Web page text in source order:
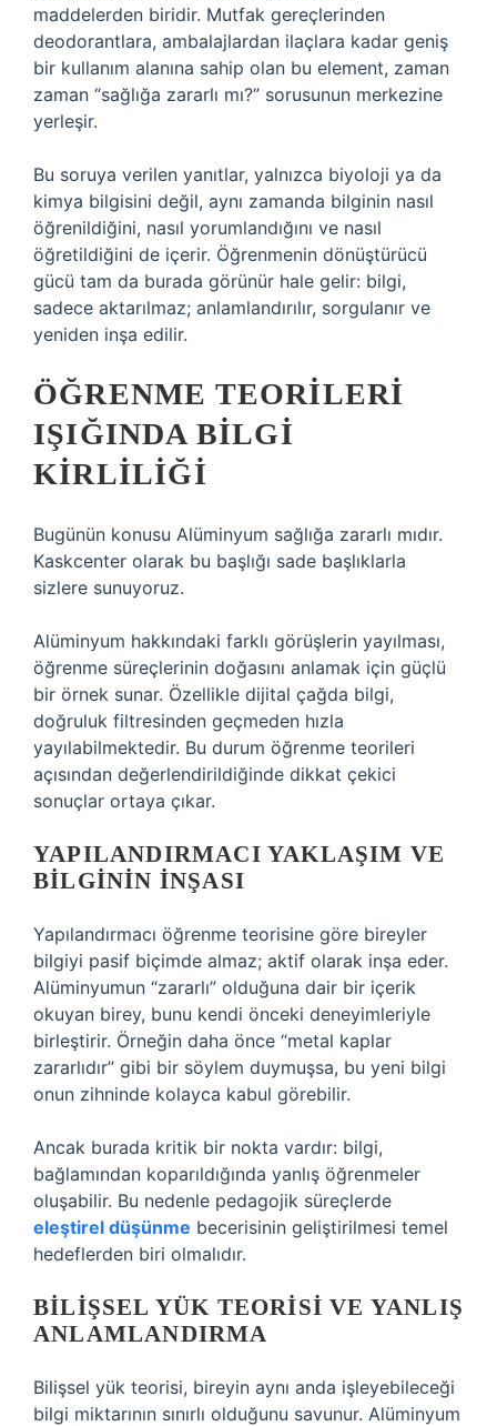
maddelerden biridir. Mutfak gereçlerinden
deodorantlara, ambalajlardan ilaçlara kadar geniş
bir kullanım alanına sahip olan bu element, zaman
zaman “sağlığa zararlı mı?” sorusunun merkezine
yerleşir.
Bu soruya verilen yanıtlar, yalnızca biyoloji ya da
kimya bilgisini değil, aynı zamanda bilginin nasıl
öğrenildiğini, nasıl yorumlandığını ve nasıl
öğretildiğini de içerir. Öğrenmenin dönüştürücü
gücü tam da burada görünür hale gelir: bilgi,
sadece aktarılmaz; anlamlandırılır, sorgulanır ve
yeniden inşa edilir.
ÖĞRENME TEORILERI
IŞIĞINDA BILGI
KIRLILIĞI
Bugünün konusu Alüminyum sağlığa zararlı mıdır.
Kaskcenter olarak bu başlığı sade başlıklarla
sizlere sunuyoruz.
Alüminyum hakkındaki farklı görüşlerin yayılması,
öğrenme süreçlerinin doğasını anlamak için güçlü
bir örnek sunar. Özellikle dijital çağda bilgi,
doğruluk filtresinden geçmeden hızla
yayılabilmektedir. Bu durum öğrenme teorileri
açısından değerlendirildiğinde dikkat çekici
sonuçlar ortaya çıkar.
YAPILANDIRMACI YAKLAŞIM VE
BILGININ İNŞASI
Yapılandırmacı öğrenme teorisine göre bireyler
bilgiyi pasif biçimde almaz; aktif olarak inşa eder.
Alüminyumun “zararlı” olduğuna dair bir içerik
okuyan birey, bunu kendi önceki deneyimleriyle
birleştirir. Örneğin daha önce “metal kaplar
zararlıdır” gibi bir söylem duymuşsa, bu yeni bilgi
onun zihninde kolayca kabul görebilir.
Ancak burada kritik bir nokta vardır: bilgi,
bağlamından koparıldığında yanlış öğrenmeler
oluşabilir. Bu nedenle pedagojik süreçlerde
eleştirel düşünme becerisinin geliştirilmesi temel
hedeflerden biri olmalıdır.
BILIŞSEL YÜK TEORISI VE YANLIŞ
ANLAMLANDIRMA
Bilişsel yük teorisi, bireyin aynı anda işleyebileceği
bilgi miktarının sınırlı olduğunu savunur. Alüminyum